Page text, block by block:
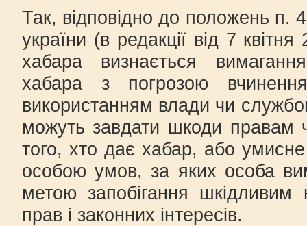
Так, відповідно до положень п.
україни (в редакції від 7
хабара визнається
хабара з погрозою
використанням влади чи
можуть завдати шкоди правам
того, хто дає хабар, або
особою умов, за яких особа
метою запобігання шкідливим
прав і законних інтересів.